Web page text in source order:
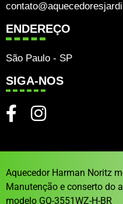
ENDEREÇO
São Paulo - SP
SIGA-NOS
Aquecedor Harman Noritz
Manutenção e conserto do
modelo GQ-3551WZ-H-BR